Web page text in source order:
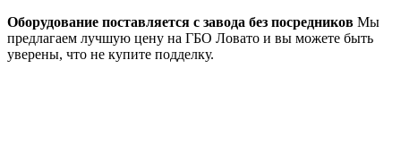
Оборудование поставляется с завода без посредников Мы
предлагаем лучшую цену на ГБО Ловато и вы можете быть
уверены, что не купите подделку.